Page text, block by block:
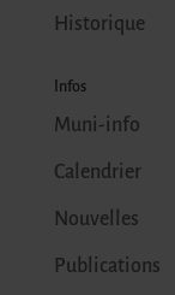
Historique
Infos
Muni-info
Calendrier
Nouvelles
Publications